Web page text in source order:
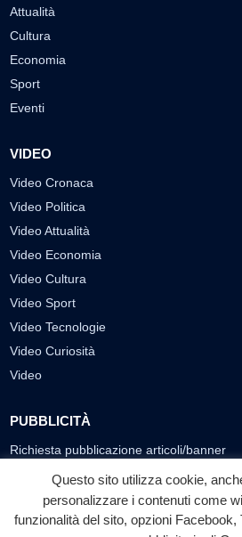
Attualità
Cultura
Economia
Sport
Eventi
VIDEO
Video Cronaca
Video Politica
Video Attualità
Video Economia
Video Cultura
Video Sport
Video Tecnologie
Video Curiosità
Video
PUBBLICITÀ
Richiesta pubblicazione articoli/banner
SEGUICI SUI SOCIAL
f ◎
Questo sito utilizza cookie,
personalizzare i contenuti come
funzionalità del sito, opzioni